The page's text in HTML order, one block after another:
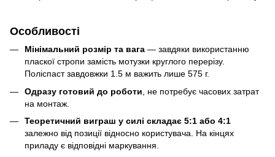
Особливості
Мінімальний розмір та вага — завдяки використанню
пласкої стропи замість мотузки круглого перерізу.
Поліспаст завдовжки 1.5 м важить лише 575 г.
Одразу готовий до роботи , не потребує часових затрат
на монтаж.
Теоретичний виграш у силі складає 5:1 або 4:1
залежно від позиції відносно користувача. На кінцях
приладу є відповідні маркування.